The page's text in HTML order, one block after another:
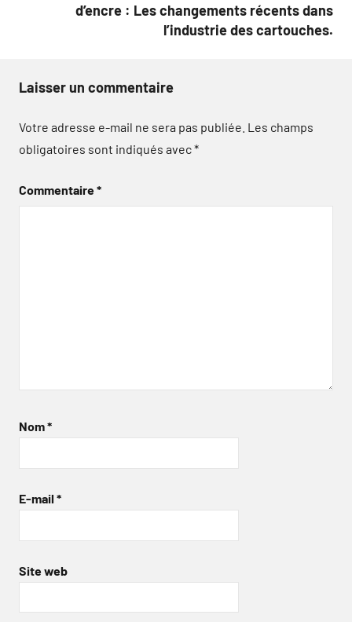
d’encre : Les changements récents dans
l’industrie des cartouches.
Laisser un commentaire
Votre adresse e-mail ne sera pas publiée. Les champs
obligatoires sont indiqués avec*
Commentaire*
Nom*
E-mail *
Site web